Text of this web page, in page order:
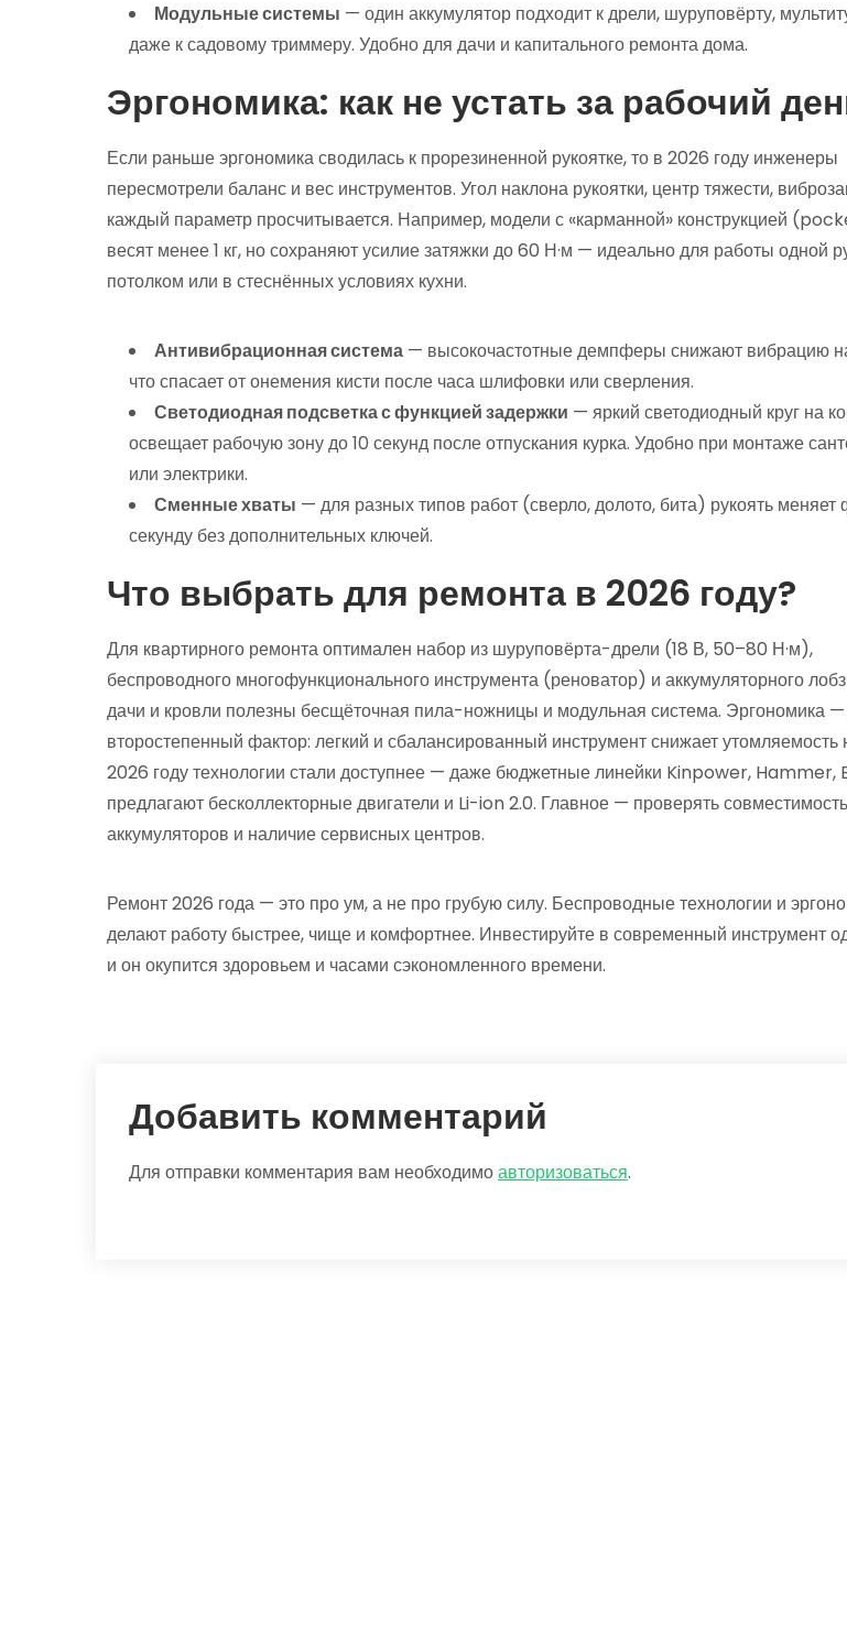
Модульные системы — один аккумулятор подходит к дрели, шуруповёрту,
даже к садовому триммеру. Удобно для дачи и капитального ремонта дома.
Эргономика: как не устать за рабочий
Если раньше эргономика сводилась к прорезиненной рукоятке, то в 2026 году инженеры
пересмотрели баланс и вес инструментов. Угол наклона рукоятки, центр тяжести,
каждый параметр просчитывается. Например, модели с «карманной» конструкцией
весят менее 1 кг, но сохраняют усилие затяжки до 60 Н·м — идеально для работы одной
потолком или в стеснённых условиях кухни.
Антивибрационная система — высокочастотные демпферы снижают вибрацию
что спасает от онемения кисти после часа шлифовки или сверления.
Светодиодная подсветка с функцией задержки — яркий светодиодный круг на
освещает рабочую зону до 10 секунд после отпускания курка. Удобно при монтаже
или электрики.
Сменные хваты — для разных типов работ (сверло, долото, бита) рукоять меняет
секунду без дополнительных ключей.
Что выбрать для ремонта в 2026 году?
Для квартирного ремонта оптимален набор из шуруповёрта-дрели (18 В, 50–80 Н·м),
беспроводного многофункционального инструмента (реноватор) и аккумуляторного
дачи и кровли полезны бесщёточная пила-ножницы и модульная система. Эргономика
второстепенный фактор: легкий и сбалансированный инструмент снижает утомляемость
2026 году технологии стали доступнее — даже бюджетные линейки Kinpower, Hammer,
предлагают бесколлекторные двигатели и Li-ion 2.0. Главное — проверять совместимость
аккумуляторов и наличие сервисных центров.
Ремонт 2026 года — это про ум, а не про грубую силу. Беспроводные технологии и
делают работу быстрее, чище и комфортнее. Инвестируйте в современный инструмент
и он окупится здоровьем и часами сэкономленного времени.
Добавить комментарий
Для отправки комментария вам необходимоавторизоваться.